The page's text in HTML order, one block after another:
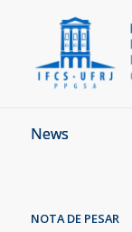
News
NOTA DE PESAR